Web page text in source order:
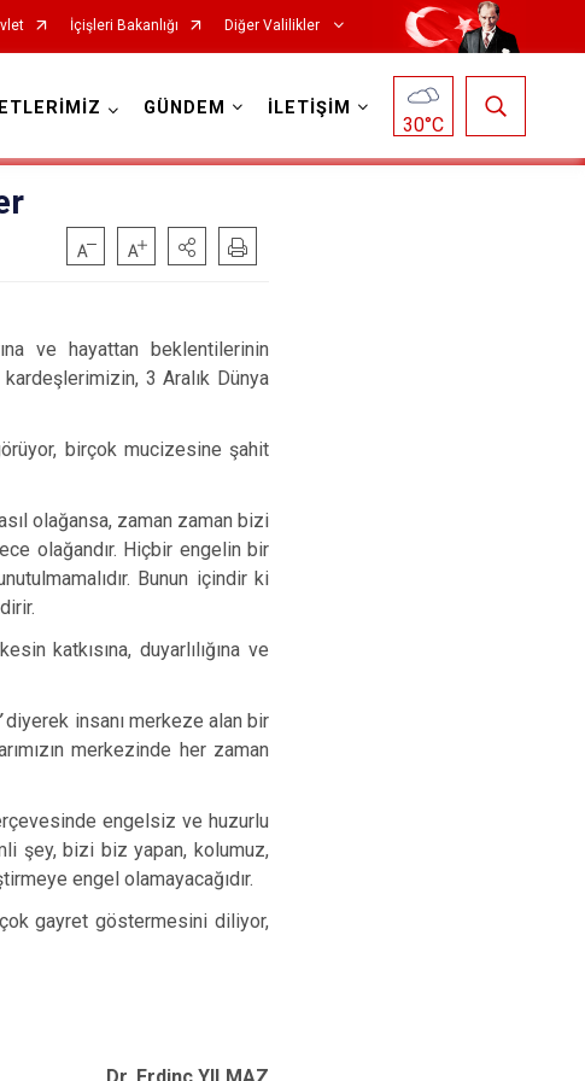
İçişleri Bakanlığı Diğer Valilikler
GÜNDEM İLETİŞİM
30°C
ve hayattan beklentilerinin
3 Aralık Dünya
birçok mucizesine şahit
olağansa, zaman zaman bizi
olağandır. Hiçbir engelin bir
Bunun içindir ki
katkısına, duyarlılığına ve
diyerek insanı merkeze alan bir
merkezinde her zaman
engelsiz ve huzurlu
şey,bizi biz yapan, kolumuz,
engel olamayacağıdır.
çok gayret göstermesini diliyor,